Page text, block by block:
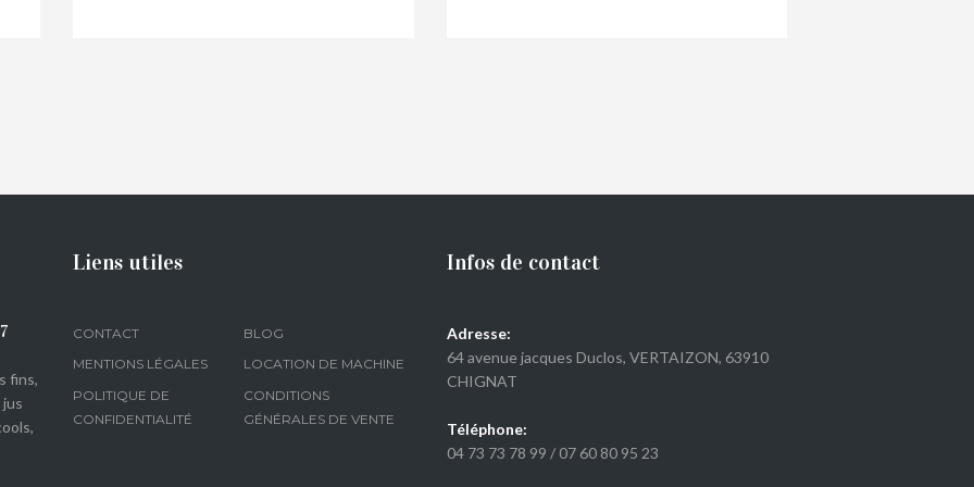
fins,
Liens utiles
CONTACT
BLOG
MENTIONS LÉGALES
LOCATION DE MACHINE
POLITIQUE DE
CONFIDENTIALITÉ
CONDITIONS
GÉNÉRALES DE VENTE
Infos de contact
Adresse:
64 avenue jacques Duclos, VERTAIZON, 63910
CHIGNAT
Téléphone:
04 73 73 78 99 / 07 60 80 95 23